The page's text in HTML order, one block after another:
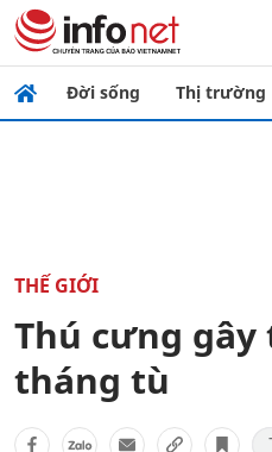
Đời sống Thị trường
THẾ GIỚI
Thú cưng
tháng tù